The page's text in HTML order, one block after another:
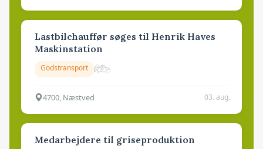
Lastbilchauffør søges til Henrik Haves
Maskinstation
Godstransport
4700, Næstved 03. aug.
Medarbejdere til griseproduktion